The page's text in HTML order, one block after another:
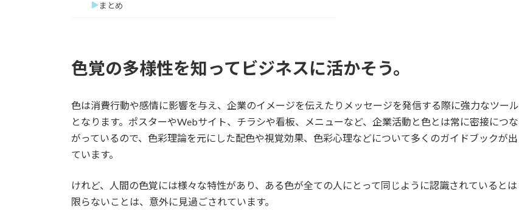
まとめ
色覚の多様性を知ってビジネスに活かそう。
色は消費行動や感情に影響を与え、企業のイメージを伝えたりメッセージを発信する際に強力なツール
となります。ポスターやWebサイト、チラシや看板、メニューなど、企業活動と色とは常に密接につな
がっているので、色彩理論を元にした配色や視覚効果、色彩心理などについて多くのガイドブックが出
ています。
けれど、人間の色覚には様々な特性があり、ある色が全ての人にとって同じように認識されているとは
限らないことは、意外に見過ごされています。